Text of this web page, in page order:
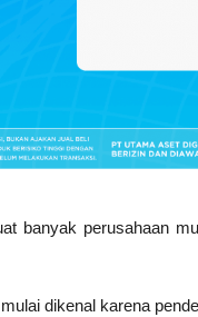
banyak perusahaan
dikenal karena